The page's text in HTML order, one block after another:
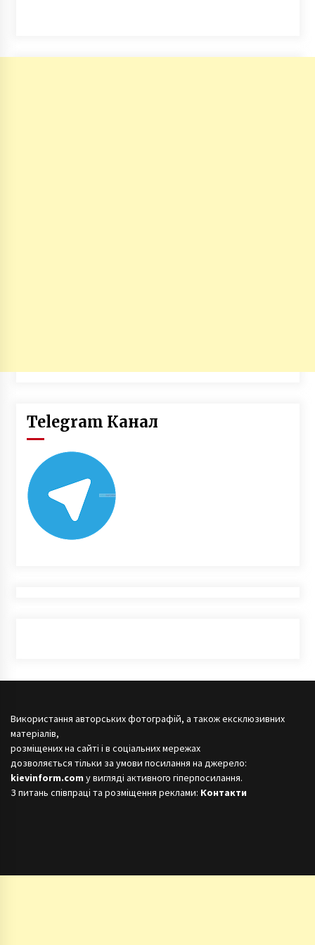
Telegram Канал
Використання авторських фотографій, а також ексклюзивних
матеріалів,
розміщених на сайті і в соціальних мережах
дозволяється тільки за умови посилання на джерело:
kievinform.com у вигляді активного гіперпосилання.
З питань співпраці та розміщення реклами: Контакти